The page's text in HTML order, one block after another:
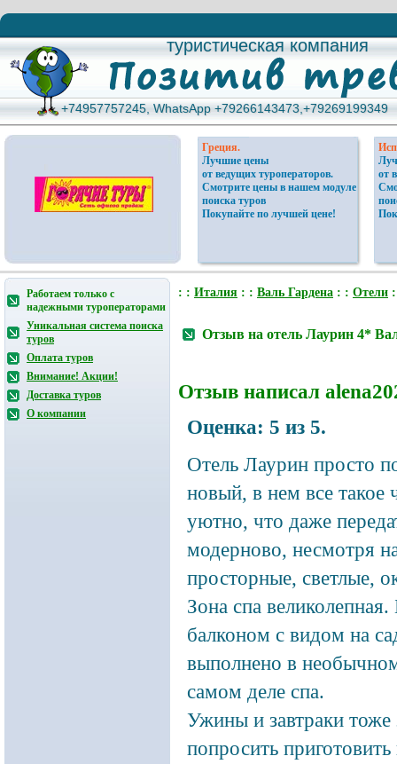
туристическая компания
туристическая компания
+74957757245, WhatsApp +79266143473,+79269199349
+74957757245, WhatsApp +79266143473,+79269199349
Греция.
Лучшие цены
от ведущих туроператоров.
Смотрите цены в нашем модуле
поиска туров
Покупайте по лучшей цене!
от
Работаем только с
надежными туроператорами
Уникальная система поиска
туров
Оплата туров
Внимание! Акции!
Доставка туров
О компании
: : Италия : : Валь Гардена : : Отели
Отзыв на отель Лаурин 4*
Отзыв написал
Оценка: 5 из 5.
Отель Лаурин просто
новый, в нем все такое
уютно, что даже
модерново, несмотря
просторные, светлые,
Зона спа
балконом с видом на
выполнено в
самом деле спа.
Ужины и завтраки
попросить